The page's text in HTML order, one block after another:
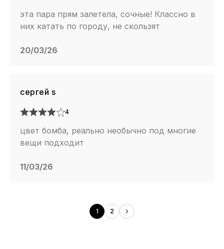
эта пара прям залетела, сочные! Классно в
них катать по городу, не скользят
20/03/26
сергей s
4
цвет бомба, реально необычно под многие
вещи подходит
11/03/26
1 2